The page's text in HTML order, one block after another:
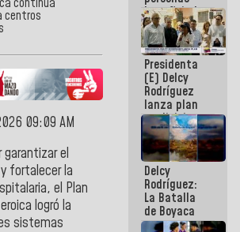
centros
09:09 AM
garantizar el
fortalecer la
el Plan
logró la
sistemas
beneficiadas
con planes
para
atención de
emergencia
sísmica en
la última
semana
Presidenta
(E) Delcy
Rodríguez
lanza plan
crediticio
con subsidio
a Juntas de
Condominio
Delcy
Rodríguez:
La Batalla
de Boyaca
representa